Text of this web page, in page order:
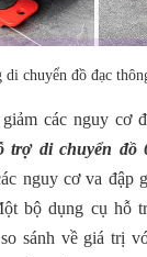
di chuyển đồ đạc
các nguy cơ
trợ di chuyển đồ
nguy cơ va đập
bộ dụng cụ hỗ
sánh về giá trị